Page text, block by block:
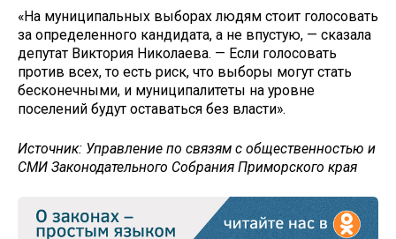
«На муниципальных выборах людям стоит голосовать
за определенного кандидата, а не впустую, — сказала
депутат Виктория Николаева. — Если голосовать
против всех, то есть риск, что выборы могут стать
бесконечными, и муниципалитеты на уровне
поселений будут оставаться без власти».
Источник: Управление по связям с общественностью и
СМИ Законодательного Собрания Приморского края